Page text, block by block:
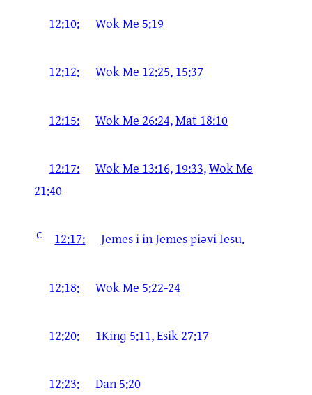
12:10: Wok Me 5:19
12:12: Wok Me 12:25,15:37
12:15: Wok Me 26:24,Mat 18:10
12:17: Wok Me 13:16,19:33,Wok Me
21:40
c 12:17: Jemes i in Jemes piəvi Iesu.
12:18: Wok Me 5:22-24
12:20: 1Kinɡ 5:11, Esik 27:17
12:23: Dan 5:20